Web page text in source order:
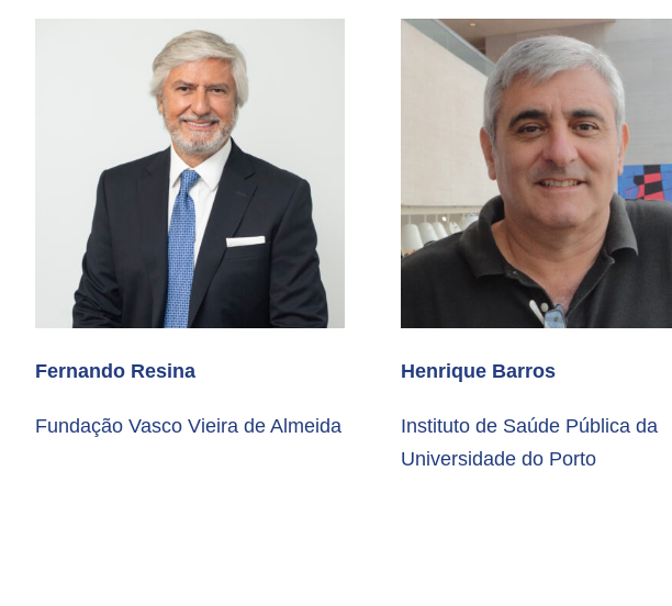
Fernando Resina
Fundação Vasco Vieira de Almeida
Henrique Barros
Instituto de Saúde Pública da
Universidade do Porto